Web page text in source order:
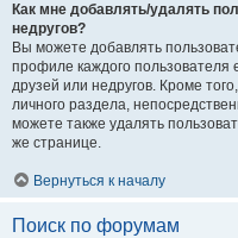
Как мне добавлять/удалять
недругов?
Вы можете добавлять
профиле каждого пользователя
друзей или недругов. Кроме
личного раздела,
можете также удалять
же странице.
Вернуться к началу
Поиск по форумам